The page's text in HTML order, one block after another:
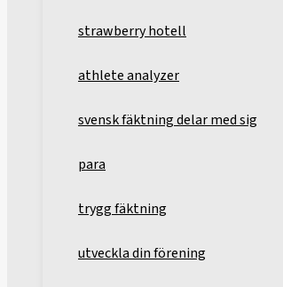
strawberry hotell
athlete analyzer
svensk fäktning delar med sig
para
trygg fäktning
utveckla din förening